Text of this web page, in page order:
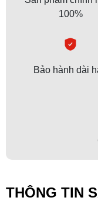
100%
Bảo hành dài
THÔNG TIN